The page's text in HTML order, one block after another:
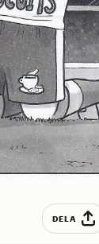
DELA